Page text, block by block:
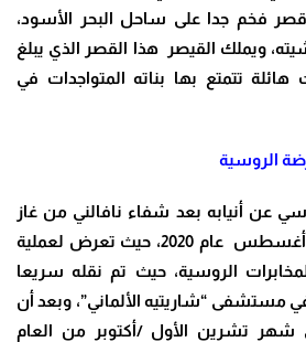
فخم جدا على ساحل البحر الأسود،
ويملك القيصر هذا القصر الذي يبلغ
هائلة تتمتع بها بناته المتواجدات في
الروسية
عن أنيابه بعد شفاء نافالني من غاز
“نوفتشوك” في 20 اب/أغسطس عام 2020، حيث تعرض لعملية
الروسية، حيث تم نقله سريعا
مستشفى “شاريتيه الألماني”، وبعد أن
شهر تشرين الأول /أكتوبر من العام